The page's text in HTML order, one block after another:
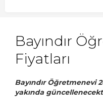
Bayındır
Fiyatları
Bayındır Öğretmenevi
yakında